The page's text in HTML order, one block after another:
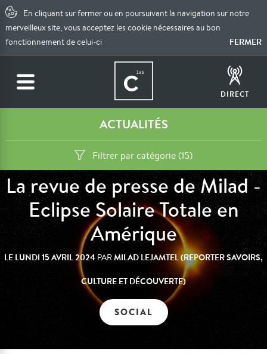
En cliquant sur fermer ou en poursuivant la navigation sur notre
merveilleux site, vous acceptez les cookie nécessaires au bon
fonctionnement de celui-ci
FERMER
DIRECT
ACTUALITÉS
Filtrer par catégorie (15)
La revue de presse de Milad -
Eclipse Solaire Totale en
Amérique
LELUNDI 15 AVRIL 2024 PARMILAD LEJAMTEL (REPORTER SAVOIRS,
CULTURE ET DÉCOUVERTE)
SOCIAL